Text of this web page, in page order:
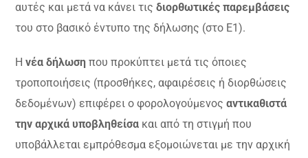
αυτές και μετά να κάνει τιςδιορθωτικές παρεμβάσεις
του στο βασικό έντυπο της δήλωσης (στο Ε1).
Ηνέα δήλωση που προκύπτει μετά τις όποιες
τροποποιήσεις (προσθήκες, αφαιρέσεις ή διορθώσεις
δεδομένων) επιφέρει ο φορολογούμενοςαντικαθιστά
την αρχικά υποβληθείσα και από τη στιγμή που
υποβάλλεται εμπρόθεσμα εξομοιώνεται με την αρχική